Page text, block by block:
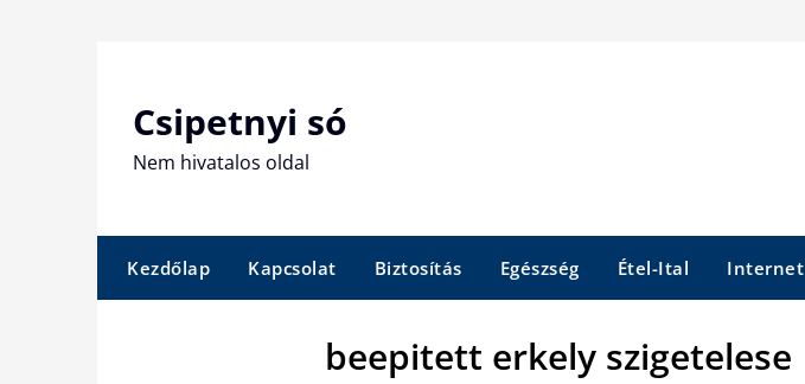
Csipetnyi só
Nem hivatalos oldal
Kezdőlap Kapcsolat Biztosítás Egészség Étel-Ital Internet
beepitett erkely szigetelese